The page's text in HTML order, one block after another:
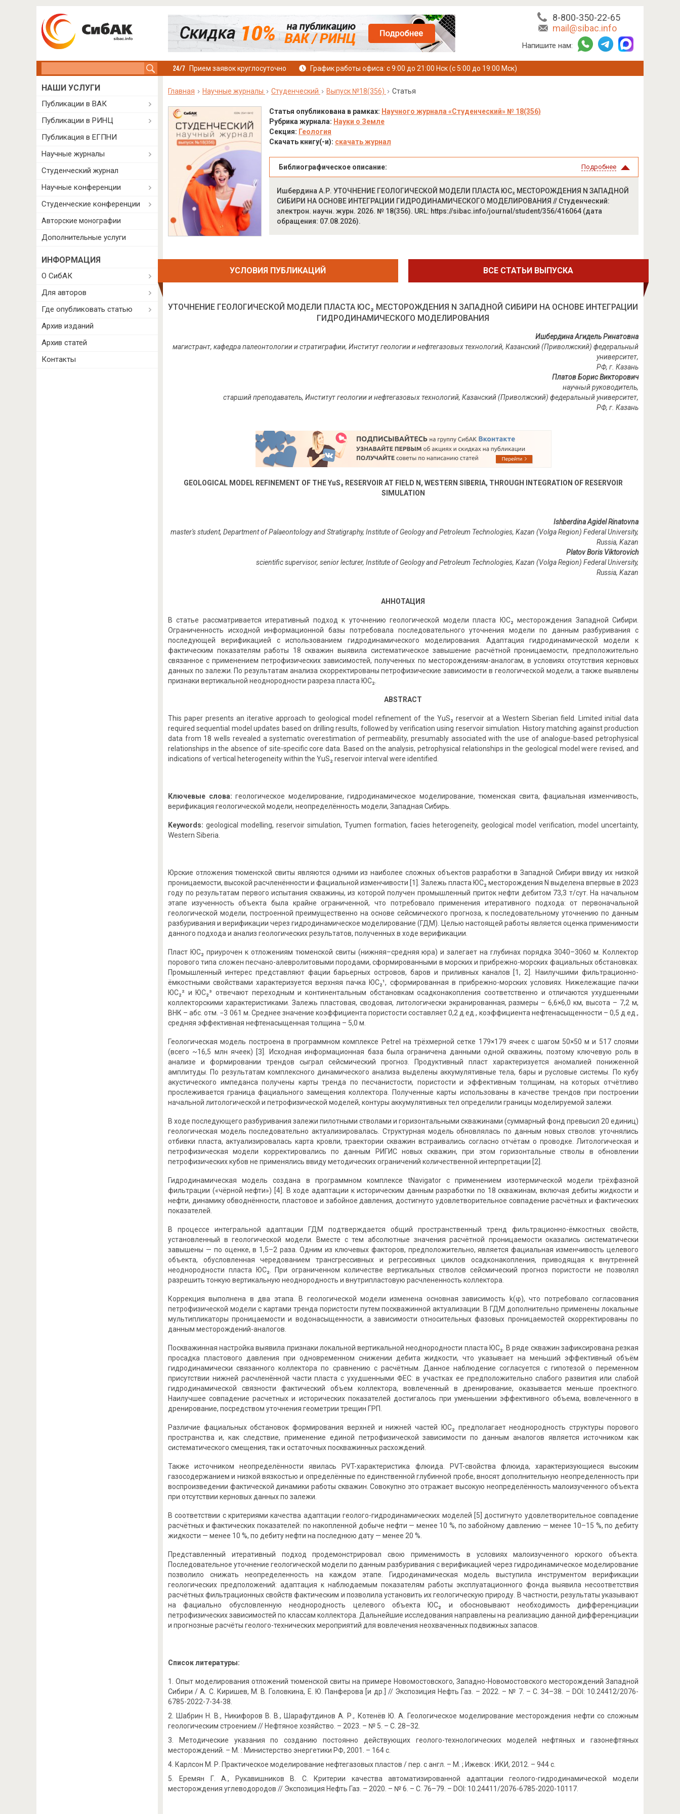
8-800-350-22-65
mail@sibac.info
Напишите нам:
Прием заявок круглосуточно График работы офиса: с 9:00 до 21:00 Нск (с 5:00 до 19:00 Мск)
Главная Научные журналы Студенческий Выпуск №18(356) Статья
Статья опубликована в рамках: Научного журнала «Студенческий» № 18(356)
Рубрика журнала: Науки о Земле
Секция: Геология
Скачать книгу(-и): скачать журнал
Библиографическое описание: Подробнее
Ишбердина А.Р. УТОЧНЕНИЕ ГЕОЛОГИЧЕСКОЙ МОДЕЛИ ПЛАСТА ЮС₂ МЕСТОРОЖДЕНИЯ N ЗАПАДНОЙ
СИБИРИ НА ОСНОВЕ ИНТЕГРАЦИИ ГИДРОДИНАМИЧЕСКОГО МОДЕЛИРОВАНИЯ // Студенческий:
электрон. научн. журн. 2026. № 18(356). URL: https://sibac.info/journal/student/356/416064 (дата
обращения: 07.08.2026).
УСЛОВИЯ ПУБЛИКАЦИЙ ВСЕ СТАТЬИ ВЫПУСКА
УТОЧНЕНИЕ ГЕОЛОГИЧЕСКОЙ МОДЕЛИ ПЛАСТА ЮС₂ МЕСТОРОЖДЕНИЯ N ЗАПАДНОЙ СИБИРИ НА ОСНОВЕ ИНТЕГРАЦИИ
ГИДРОДИНАМИЧЕСКОГО МОДЕЛИРОВАНИЯ
Ишбердина Агидель Ринатовна
магистрант, кафедра палеонтологии и стратиграфии, Институт геологии и нефтегазовых технологий, Казанский (Приволжский) федеральный
университет,
РФ, г. Казань
Платов Борис Викторович
научный руководитель,
старший преподаватель, Институт геологии и нефтегазовых технологий, Казанский (Приволжский) федеральный университет,
РФ, г. Казань
GEOLOGICAL MODEL REFINEMENT OF THE YuS₂ RESERVOIR AT FIELD N, WESTERN SIBERIA, THROUGH INTEGRATION OF RESERVOIR
SIMULATION
Ishberdina Agidel Rinatovna
master's student, Department of Palaeontology and Stratigraphy, Institute of Geology and Petroleum Technologies, Kazan (Volga Region) Federal University,
Russia, Kazan
Platov Boris Viktorovich
scientific supervisor, senior lecturer, Institute of Geology and Petroleum Technologies, Kazan (Volga Region) Federal University,
Russia, Kazan
АННОТАЦИЯ
В статье рассматривается итеративный подход к уточнению геологической модели пласта ЮС₂ месторождения Западной Сибири.
Ограниченность исходной информационной базы потребовала последовательного уточнения модели по данным разбуривания с
последующей верификацией с использованием гидродинамического моделирования. Адаптация гидродинамической модели к
фактическим показателям работы 18 скважин выявила систематическое завышение расчётной проницаемости, предположительно
связанное с применением петрофизических зависимостей, полученных по месторождениям-аналогам, в условиях отсутствия керновых
данных по залежи. По результатам анализа скорректированы петрофизические зависимости в геологической модели, а также выявлены
признаки вертикальной неоднородности разреза пласта ЮС₂.
ABSTRACT
This paper presents an iterative approach to geological model refinement of the YuS₂ reservoir at a Western Siberian field. Limited initial data
required sequential model updates based on drilling results, followed by verification using reservoir simulation. History matching against production
data from 18 wells revealed a systematic overestimation of permeability, presumably associated with the use of analogue-based petrophysical
relationships in the absence of site-specific core data. Based on the analysis, petrophysical relationships in the geological model were revised, and
indications of vertical heterogeneity within the YuS₂ reservoir interval were identified.
Ключевые слова:геологическое моделирование, гидродинамическое моделирование, тюменская свита, фациальная изменчивость,
верификация геологической модели, неопределённость модели, Западная Сибирь.
Keywords: geological modelling, reservoir simulation, Tyumen formation, facies heterogeneity, geological model verification, model uncertainty,
Western Siberia.
Юрские отложения тюменской свиты являются одними из наиболее сложных объектов разработки в Западной Сибири ввиду их низкой
проницаемости, высокой расчленённости и фациальной изменчивости [1]. Залежь пласта ЮС₂ месторождения N выделена впервые в 2023
году по результатам первого испытания скважины, из которой получен промышленный приток нефти дебитом 73,3 т/сут. На начальном
этапе изученность объекта была крайне ограниченной, что потребовало применения итеративного подхода: от первоначальной
геологической модели, построенной преимущественно на основе сейсмического прогноза, к последовательному уточнению по данным
разбуривания и верификации через гидродинамическое моделирование (ГДМ). Целью настоящей работы является оценка применимости
данного подхода и анализ геологических результатов, полученных в ходе верификации.
Пласт ЮС₂ приурочен к отложениям тюменской свиты (нижняя–средняя юра) и залегает на глубинах порядка 3040–3060 м. Коллектор
порового типа сложен песчано-алевролитовыми породами, сформированными в морских и прибрежно-морских фациальных обстановках.
Промышленный интерес представляют фации барьерных островов, баров и приливных каналов [1, 2]. Наилучшими фильтрационно-
ёмкостными свойствами характеризуется верхняя пачка ЮС₂¹, сформированная в прибрежно-морских условиях. Нижележащие пачки
ЮС₂² и ЮС₂³ отвечают переходным и континентальным обстановкам осадконакопления соответственно и отличаются ухудшенными
коллекторскими характеристиками. Залежь пластовая, сводовая, литологически экранированная, размеры – 6,6×6,0 км, высота – 7,2 м,
ВНК – абс. отм. −3 061 м. Среднее значение коэффициента пористости составляет 0,2 д.ед., коэффициента нефтенасыщенности – 0,5 д.ед.,
средняя эффективная нефтенасыщенная толщина – 5,0 м.
Геологическая модель построена в программном комплексе Petrel на трёхмерной сетке 179×179 ячеек с шагом 50×50 м и 517 слоями
(всего ~16,5 млн ячеек) [3]. Исходная информационная база была ограничена данными одной скважины, поэтому ключевую роль в
анализе и формировании трендов сыграл сейсмический прогноз. Продуктивный пласт характеризуется аномалией пониженной
амплитуды. По результатам комплексного динамического анализа выделены аккумулятивные тела, бары и русловые системы. По кубу
акустического импеданса получены карты тренда по песчанистости, пористости и эффективным толщинам, на которых отчётливо
прослеживается граница фациального замещения коллектора. Полученные карты использованы в качестве трендов при построении
начальной литологической и петрофизической моделей, контуры аккумулятивных тел определили границы моделируемой залежи.
В ходе последующего разбуривания залежи пилотными стволами и горизонтальными скважинами (суммарный фонд превысил 20 единиц)
геологическая модель последовательно актуализировалась. Структурная модель обновлялась по данным новых стволов: уточнялись
отбивки пласта, актуализировалась карта кровли, траектории скважин встраивались согласно отчётам о проводке. Литологическая и
петрофизическая модели корректировались по данным РИГИС новых скважин, при этом горизонтальные стволы в обновлении
петрофизических кубов не применялись ввиду методических ограничений количественной интерпретации [2].
Гидродинамическая модель создана в программном комплексе tNavigator с применением изотермической модели трёхфазной
фильтрации («чёрной нефти») [4]. В ходе адаптации к историческим данным разработки по 18 скважинам, включая дебиты жидкости и
нефти, динамику обводнённости, пластовое и забойное давления, достигнуто удовлетворительное совпадение расчётных и фактических
показателей.
В процессе интегральной адаптации ГДМ подтверждается общий пространственный тренд фильтрационно-ёмкостных свойств,
установленный в геологической модели. Вместе с тем абсолютные значения расчётной проницаемости оказались систематически
завышены — по оценке, в 1,5–2 раза. Одним из ключевых факторов, предположительно, является фациальная изменчивость целевого
объекта, обусловленная чередованием трансгрессивных и регрессивных циклов осадконакопления, приводящая к внутренней
неоднородности пласта ЮС₂. При ограниченном количестве вертикальных стволов сейсмический прогноз пористости не позволял
разрешить тонкую вертикальную неоднородность и внутрипластовую расчлененность коллектора.
Коррекция выполнена в два этапа. В геологической модели изменена основная зависимость k(φ), что потребовало согласования
петрофизической модели с картами тренда пористости путем поскважинной актуализации. В ГДМ дополнительно применены локальные
мультипликаторы проницаемости и водонасыщенности, а зависимости относительных фазовых проницаемостей скорректированы по
данным месторождений-аналогов.
Поскважинная настройка выявила признаки локальной вертикальной неоднородности пласта ЮС₂. В ряде скважин зафиксирована резкая
просадка пластового давления при одновременном снижении дебита жидкости, что указывает на меньший эффективный объём
гидродинамически связанного коллектора по сравнению с расчётным. Данное наблюдение согласуется с гипотезой о переменном
присутствии нижней расчленённой части пласта с ухудшенными ФЕС: в участках ее предположительно слабого развития или слабой
гидродинамической связности фактический объем коллектора, вовлеченный в дренирование, оказывается меньше проектного.
Наилучшее совпадение расчетных и исторических показателей достигалось при уменьшении эффективного объема, вовлеченного в
дренирование, посредством уточнения геометрии трещин ГРП.
Различие фациальных обстановок формирования верхней и нижней частей ЮС₂ предполагает неоднородность структуры порового
пространства и, как следствие, применение единой петрофизической зависимости по данным аналогов является источником как
систематического смещения, так и остаточных поскважинных расхождений.
Также источником неопределённости явилась PVT-характеристика флюида. PVT-свойства флюида, характеризующиеся высоким
газосодержанием и низкой вязкостью и определённые по единственной глубинной пробе, вносят дополнительную неопределенность при
воспроизведении фактической динамики работы скважин. Совокупно это отражает высокую неопределённость малоизученного объекта
при отсутствии керновых данных по залежи.
В соответствии с критериями качества адаптации геолого-гидродинамических моделей [5] достигнуто удовлетворительное совпадение
расчётных и фактических показателей: по накопленной добыче нефти — менее 10 %, по забойному давлению — менее 10–15 %, по дебиту
жидкости — менее 10 %, по дебиту нефти на последнюю дату — менее 20 %.
Представленный итеративный подход продемонстрировал свою применимость в условиях малоизученного юрского объекта.
Последовательное уточнение геологической модели по данным разбуривания с верификацией через гидродинамическое моделирование
позволило снижать неопределенность на каждом этапе. Гидродинамическая модель выступила инструментом верификации
геологических предположений: адаптация к наблюдаемым показателям работы эксплуатационного фонда выявила несоответствия
расчётных фильтрационных свойств фактическим и позволила установить их геологическую природу. В частности, результаты указывают
на фациально обусловленную неоднородность целевого объекта ЮС₂ и обосновывают необходимость дифференциации
петрофизических зависимостей по классам коллектора. Дальнейшие исследования направлены на реализацию данной дифференциации
и прогнозные расчёты геолого-технических мероприятий для вовлечения неохваченных подвижных запасов.
Список литературы:
Опыт моделирования отложений тюменской свиты на примере Новомостовского, Западно-Новомостовского месторождений Западной
Сибири / А. С. Киришев, М. В. Головкина, Е. Ю. Панферова [и др.] // Экспозиция Нефть Газ. – 2022. – № 7. – С. 34–38. – DOI: 10.24412/2076-
6785-2022-7-34-38.
Шабрин Н. В., Никифоров В. В., Шарафутдинов А. Р., Котенёв Ю. А. Геологическое моделирование месторождения нефти со сложным
геологическим строением // Нефтяное хозяйство. – 2023. – № 5. – С. 28–32.
Методические указания по созданию постоянно действующих геолого-технологических моделей нефтяных и газонефтяных
месторождений. – М. : Министерство энергетики РФ, 2001. – 164 с.
Карлсон М. Р. Практическое моделирование нефтегазовых пластов / пер. с англ. – М. ; Ижевск : ИКИ, 2012. – 944 с.
Еремян Г. А., Рукавишников В. С. Критерии качества автоматизированной адаптации геолого-гидродинамической модели
месторождения углеводородов // Экспозиция Нефть Газ. – 2020. – № 6. – С. 76–79. – DOI: 10.24411/2076-6785-2020-10117.
НАШИ УСЛУГИ
Публикации в ВАК
Публикации в РИНЦ
Публикация в ЕГПНИ
Научные журналы
Студенческий журнал
Научные конференции
Студенческие конференции
Авторские монографии
Дополнительные услуги
ИНФОРМАЦИЯ
О СибАК
Для авторов
Где опубликовать статью
Архив изданий
Архив статей
Контакты